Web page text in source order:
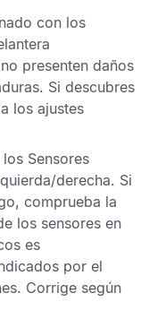
con los
presenten daños
Si descubres
los ajustes
los Sensores
derecha. Si
comprueba la
los sensores en
es
por el
Corrige según